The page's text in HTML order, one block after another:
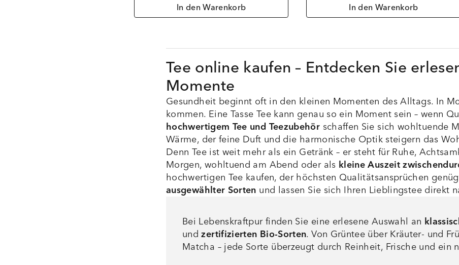
In den Warenkorb In den Warenkorb
Tee online kaufen – Entdecken Sie
Momente
Gesundheit beginnt oft in den kleinen Momenten des Alltags. In
kommen. Eine Tasse Tee kann genau so ein Moment sein – wenn
hochwertigem Tee und Teezubehör schaffen Sie sich wohltuende
Wärme, der feine Duft und die harmonische Optik steigern das
Denn Tee ist weit mehr als ein Getränk – er steht für Ruhe,
Morgen, wohltuend am Abend oder als kleine Auszeit
hochwertigen Tee kaufen, der höchsten Qualitätsansprüchen
ausgewählter Sorten und lassen Sie sich Ihren Lieblingstee direkt
Bei Lebenskraftpur finden Sie eine erlesene Auswahl an
undzertifizierten Bio-Sorten. Von Grüntee über Kräuter- und
Matcha – jede Sorte überzeugt durch Reinheit, Frische und